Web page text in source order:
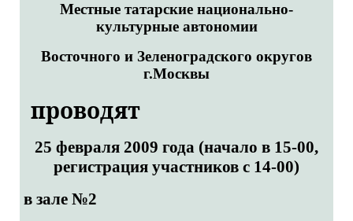
Местные татарские национально-
культурные автономии
Восточного и Зеленоградского округов
г.Москвы
проводят
25 февраля 2009 года (начало в 15-00,
регистрация участников с 14-00)
в зале №2